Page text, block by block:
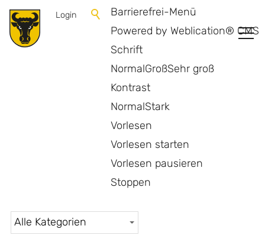
Barrierefrei-Menü
Powered by Weblication® CMS
Schrift
NormalGroßSehr groß
Kontrast
NormalStark
Vorlesen
Vorlesen starten
Vorlesen pausieren
Stoppen
Login
Aktuelles